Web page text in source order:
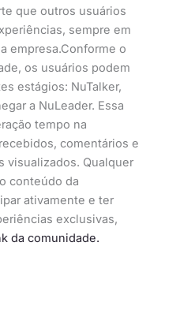
que outros usuários
sempre em
empresa.Conforme o
os usuários podem
estágios: NuTalker,
a NuLeader. Essa
tempo na
comentários e
visualizados. Qualquer
conteúdo da
ativamente e ter
exclusivas,
da comunidade.